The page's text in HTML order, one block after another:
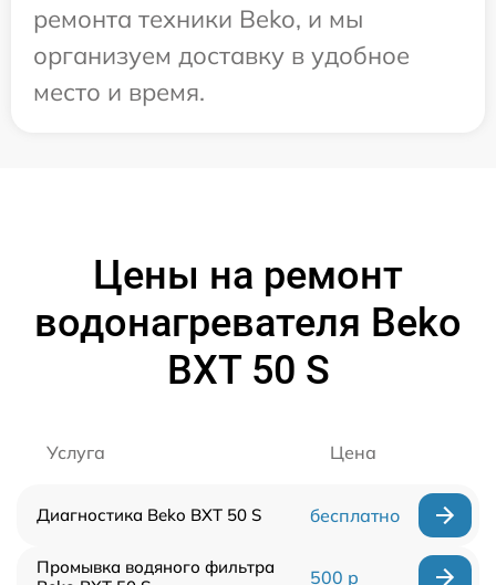
ремонта техники Beko, и мы
организуем доставку в удобное
место и время.
Цены на ремонт
водонагревателя Beko
BXT 50 S
Услуга Цена
Диагностика Beko BXT 50 S бесплатно
Промывка водяного фильтра
500 р